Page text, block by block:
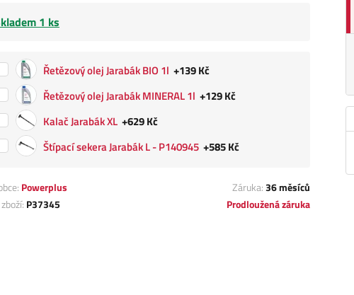
1 ks
Řetězový olej Jarabák BIO 1l +139 Kč
Řetězový olej Jarabák MINERAL 1l +129 Kč
Kalač Jarabák XL +629 Kč
Štípací sekera Jarabák L - P140945 +585 Kč
Powerplus Záruka:36 měsíců
P37345 Prodloužená záruka